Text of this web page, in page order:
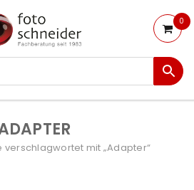
0
verschlagwortet mit „Adapter“